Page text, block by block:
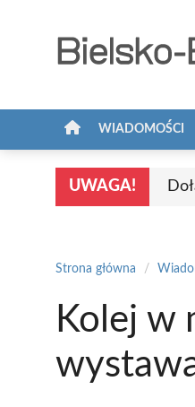
WIADOMOŚCI
UWAGA!
Strona główna /
Kolej w